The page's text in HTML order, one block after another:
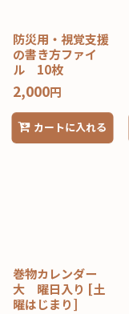
防災用・視覚支援
の書き方ファイ
ル 10枚
2,000円
カートに入れる
巻物カレンダー
大 曜日入り [土
曜はじまり]